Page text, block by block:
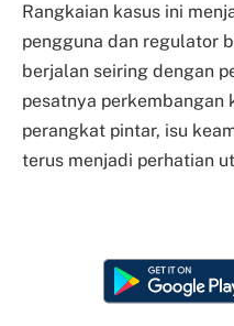
Rangkaian kasus ini
pengguna dan regulator
berjalan seiring dengan
pesatnya perkembangan
perangkat pintar, isu
terus menjadi perhatian